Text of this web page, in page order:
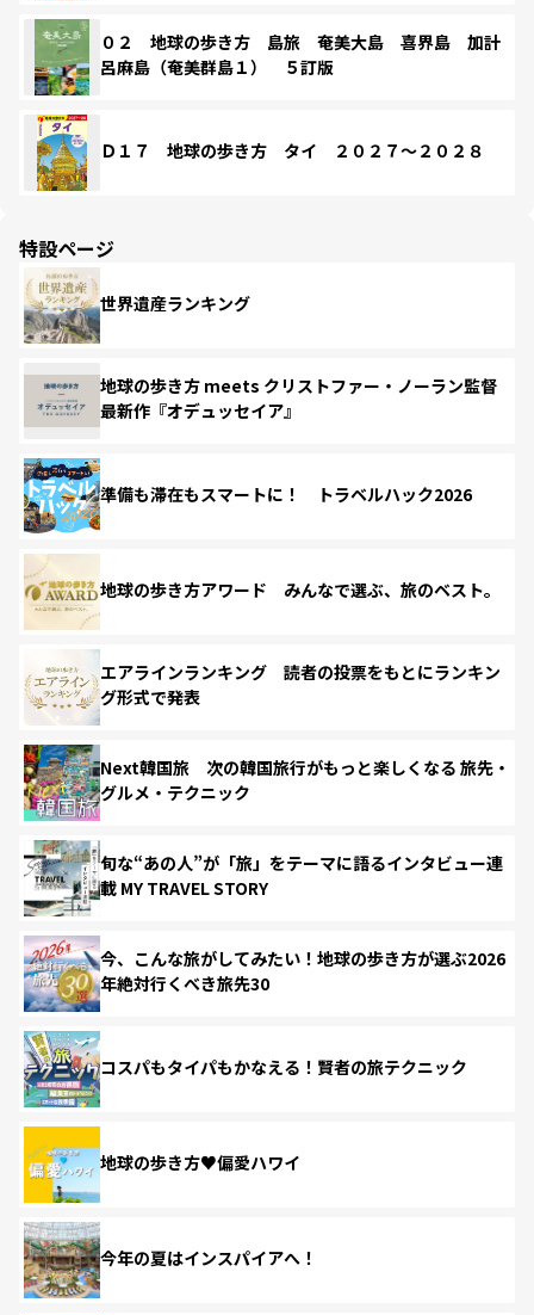
０２ 地球の歩き方 島旅 奄美大島 喜界島 加計
呂麻島（奄美群島１） ５訂版
Ｄ１７ 地球の歩き方 タイ ２０２７～２０２８
特設ページ
世界遺産ランキング
地球の歩き方 meets クリストファー・ノーラン監督
最新作『オデュッセイア』
準備も滞在もスマートに！ トラベルハック2026
地球の歩き方アワード みんなで選ぶ、旅のベスト。
エアラインランキング 読者の投票をもとにランキン
グ形式で発表
Next韓国旅 次の韓国旅行がもっと楽しくなる 旅先・
グルメ・テクニック
旬な“あの人”が「旅」をテーマに語るインタビュー連
載 MY TRAVEL STORY
今、こんな旅がしてみたい！地球の歩き方が選ぶ2026
年絶対行くべき旅先30
コスパもタイパもかなえる！賢者の旅テクニック
地球の歩き方♥偏愛ハワイ
今年の夏はインスパイアへ！